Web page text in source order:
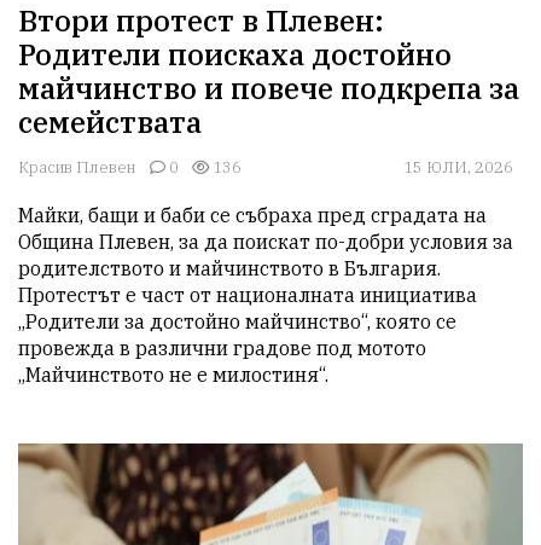
Втори протест в Плевен:
Родители поискаха достойно
майчинство и повече подкрепа за
семействата
Красив Плевен 0 136 15 ЮЛИ, 2026
Майки, бащи и баби се събраха пред сградата на
Община Плевен, за да поискат по-добри условия за
родителството и майчинството в България.
Протестът е част от националната инициатива
„Родители за достойно майчинство“, която се
провежда в различни градове под мотото
„Майчинството не е милостиня“.